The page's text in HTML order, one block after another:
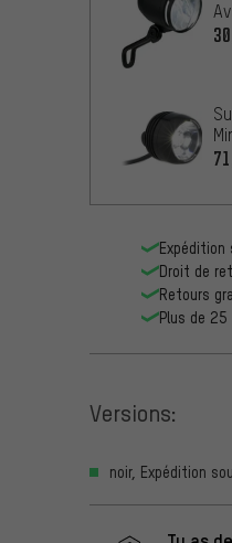
Expédition
Droit de
Retours
Plus de 25
Versions:
noir, Expédition